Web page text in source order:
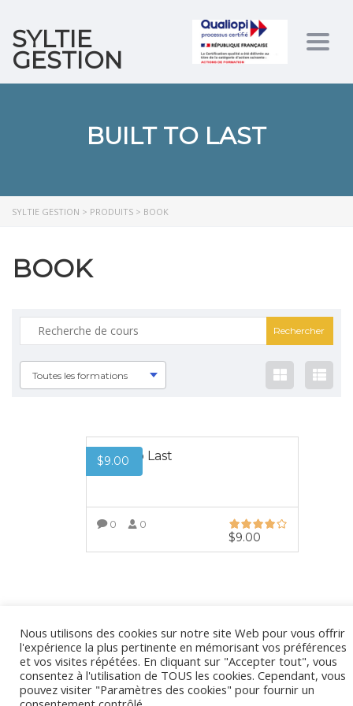
SYLTIE
GESTION
BUILT TO LAST
SYLTIE GESTION > PRODUITS > BOOK
BOOK
Toutes les formations
$9.00
Built to Last
0 0
$9.00
Nous utilisons des cookies sur notre site Web pour vous offrir
l'expérience la plus pertinente en mémorisant vos préférences
et vos visites répétées. En cliquant sur "Accepter tout", vous
consentez à l'utilisation de TOUS les cookies. Cependant, vous
pouvez visiter "Paramètres des cookies" pour fournir un